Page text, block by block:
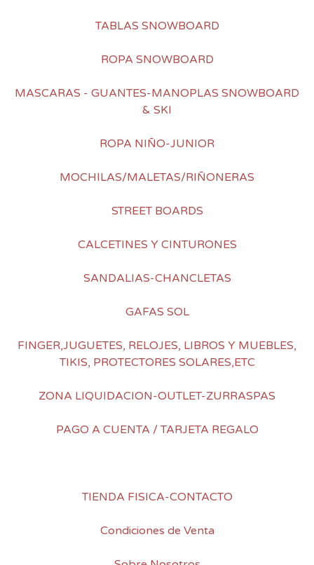
TABLAS SNOWBOARD
ROPA SNOWBOARD
MASCARAS - GUANTES-MANOPLAS SNOWBOARD
& SKI
ROPA NIÑO-JUNIOR
MOCHILAS/MALETAS/RIÑONERAS
STREET BOARDS
CALCETINES Y CINTURONES
SANDALIAS-CHANCLETAS
GAFAS SOL
FINGER,JUGUETES, RELOJES, LIBROS Y MUEBLES,
TIKIS, PROTECTORES SOLARES,ETC
ZONA LIQUIDACION-OUTLET-ZURRASPAS
PAGO A CUENTA / TARJETA REGALO
TIENDA FISICA-CONTACTO
Condiciones de Venta